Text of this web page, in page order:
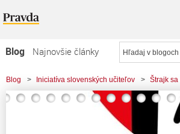
Blog
Najnovšie články
Najčítanejšie články
Najkomentovanejšie články
Blog > Iniciatíva slovenských učiteľov > Štrajk sa